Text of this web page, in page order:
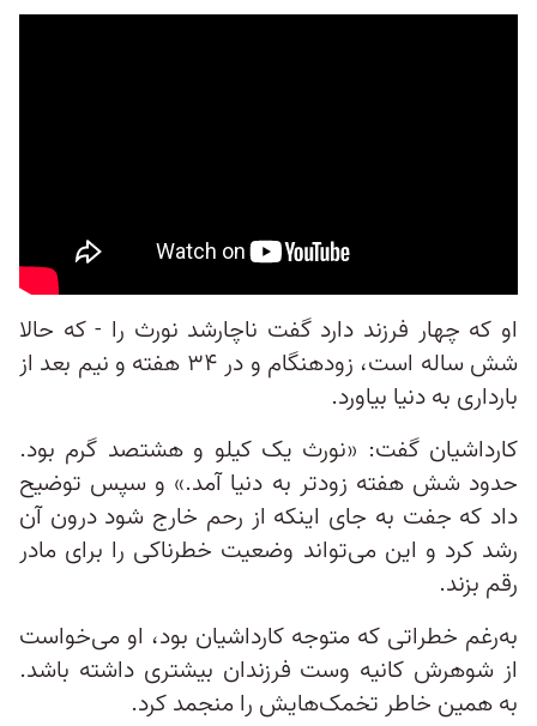
او که چهار فرزند دارد گفت ناچارشد نورث را - که حالا
شش ساله است، زودهنگام و در ۳۴ هفته و نیم بعد از
بارداری به دنیا بیاورد.
کارداشیان گفت: «نورث یک کیلو و هشتصد گرم بود.
حدود شش هفته زودتر به دنیا آمد.» و سپس توضیح
داد که جفت به جای اینکه از رحم خارج شود درون آن
رشد کرد و این می‌تواند وضعیت خطرناکی را برای مادر
رقم بزند.
به‌رغم خطراتی که متوجه کارداشیان بود، او می‌خواست
از شوهرش کانیه وست فرزندان بیشتری داشته باشد.
به همین خاطر تخمک‌هایش را منجمد کرد.